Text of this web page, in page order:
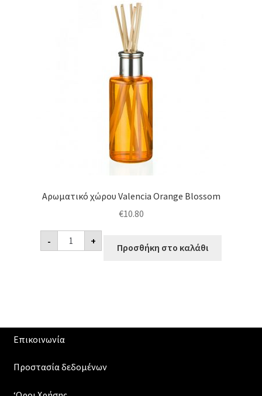
Αρωματικό χώρου Valencia Orange Blossom
€10.80
-
Αρωματικό
χώρου
Valencia
+
Προσθήκη στο καλάθι
Επικοινωνία
Προστασία δεδομένων